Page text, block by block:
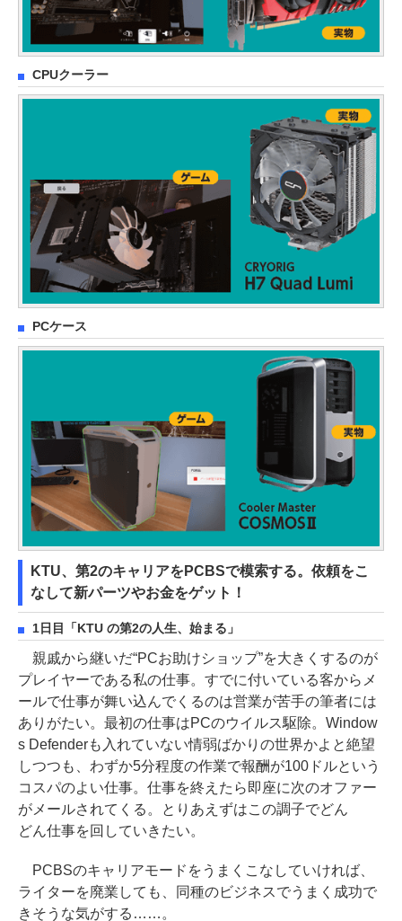
CPUクーラー
PCケース
KTU、第2のキャリアをPCBSで模索する。依頼をこ
なして新パーツやお金をゲット！
1日目「KTU の第2の人生、始まる」
親戚から継いだ“PCお助けショップ”を大きくするのが
プレイヤーである私の仕事。すでに付いている客からメ
ールで仕事が舞い込んでくるのは営業が苦手の筆者には
ありがたい。最初の仕事はPCのウイルス駆除。Window
s Defenderも入れていない情弱ばかりの世界かよと絶望
しつつも、わずか5分程度の作業で報酬が100ドルという
コスパのよい仕事。仕事を終えたら即座に次のオファー
がメールされてくる。とりあえずはこの調子でどん
どん仕事を回していきたい。
PCBSのキャリアモードをうまくこなしていければ、
ライターを廃業しても、同種のビジネスでうまく成功で
きそうな気がする……。